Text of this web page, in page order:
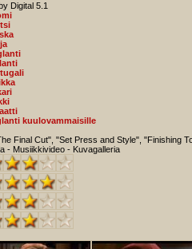
Digital 5.1
kuulovammaisille
Final Cut", "Set Press and Style", "Finishing
- Musiikkivideo - Kuvagalleria